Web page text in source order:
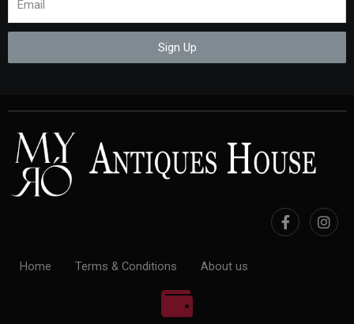
Sign Up
Home Terms & Conditions About us